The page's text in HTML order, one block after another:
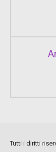
Tutti i diritti